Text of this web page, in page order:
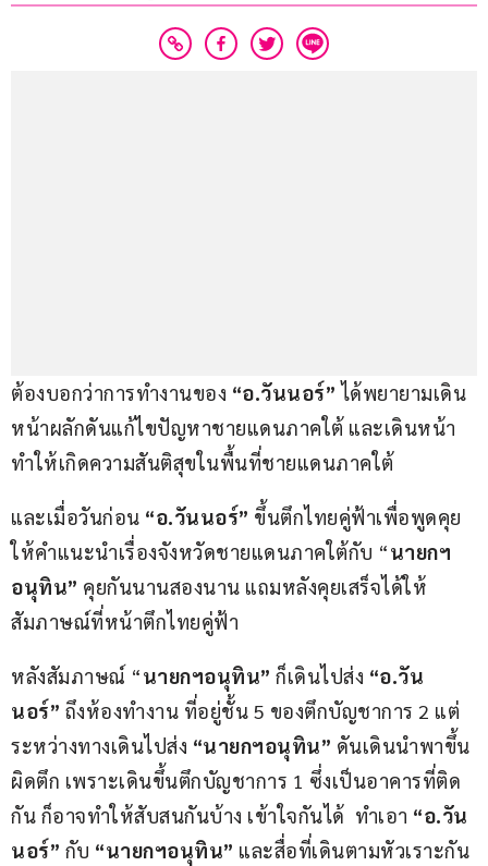
ต้องบอกว่าการทำงานของ “อ.วันนอร์” ได้พยายามเดิน
หน้าผลักดันแก้ไขปัญหาชายแดนภาคใต้ และเดินหน้า
ทำให้เกิดความสันติสุขในพื้นที่ชายแดนภาคใต้
และเมื่อวันก่อน “อ.วันนอร์” ขึ้นตึกไทยคู่ฟ้าเพื่อพูดคุย
ให้คำแนะนำเรื่องจังหวัดชายแดนภาคใต้กับ “นายกฯ
อนุทิน” คุยกันนานสองนาน แถมหลังคุยเสร็จได้ให้
สัมภาษณ์ที่หน้าตึกไทยคู่ฟ้า
หลังสัมภาษณ์ “นายกฯอนุทิน” ก็เดินไปส่ง “อ.วัน
นอร์” ถึงห้องทำงาน ที่อยู่ชั้น 5 ของตึกบัญชาการ 2 แต่
ระหว่างทางเดินไปส่ง “นายกฯอนุทิน” ดันเดินนำพาขึ้น
ผิดตึก เพราะเดินขึ้นตึกบัญชาการ 1 ซึ่งเป็นอาคารที่ติด
กัน ก็อาจทำให้สับสนกันบ้าง เข้าใจกันได้  ทำเอา “อ.วัน
นอร์” กับ “นายกฯอนุทิน” และสื่อที่เดินตามหัวเราะกัน